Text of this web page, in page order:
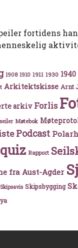
fortidens
1908 1910 1911 1930 1940
Arkitektskisse Arnt
arkiv Forlis
Møtebok
Podcast
quiz Rapport
fra Aust-Agder
Skipsavis Skipsbygging